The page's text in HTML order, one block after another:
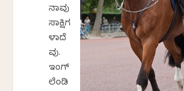
ನಾವು
ಸಾಕ್ಷಿಗ
ಳಾದೆ
ವು.
ಇಂಗ್
ಲೆಂಡಿ